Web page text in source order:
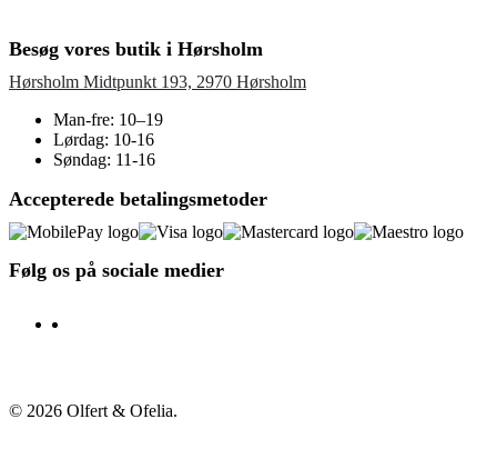
Besøg vores butik i Hørsholm
Hørsholm Midtpunkt 193, 2970 Hørsholm
Man-fre: 10–19
Lørdag: 10-16
Søndag: 11-16
Accepterede betalingsmetoder
Følg os på sociale medier
© 2026 Olfert & Ofelia.